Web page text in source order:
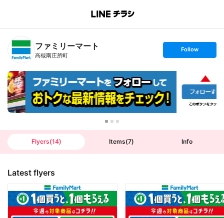
B
n
T
ファミリーマート
高槻南庄所町
s
t
o
Follow
Flyers(14) Items(7) Info
Latest flyers